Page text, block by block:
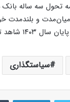
تحول سه ساله
و
تحول باشیم.
سیاستگذاری